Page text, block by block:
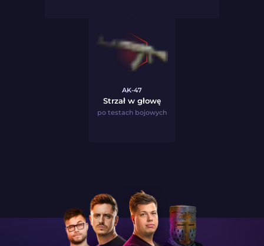
AK-47
Strzał w głowę
po testach bojowych